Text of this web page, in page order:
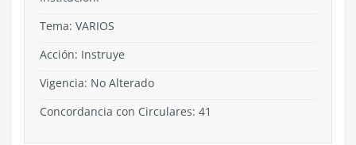
Tema: VARIOS
Acción: Instruye
Vigencia: No Alterado
Concordancia con Circulares: 41